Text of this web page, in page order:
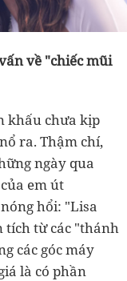
về "chiếc mũi
khấu chưa kịp
ra. Thậm chí,
ngày qua
em út
hổi: "Lisa
tích từ các "thánh
các góc máy
là có phần